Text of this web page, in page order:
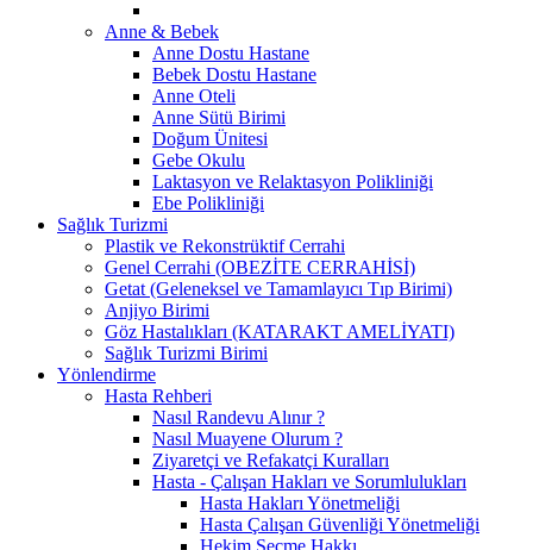
Anne & Bebek
Anne Dostu Hastane
Bebek Dostu Hastane
Anne Oteli
Anne Sütü Birimi
Doğum Ünitesi
Gebe Okulu
Laktasyon ve Relaktasyon Polikliniği
Ebe Polikliniği
Sağlık Turizmi
Plastik ve Rekonstrüktif Cerrahi
Genel Cerrahi (OBEZİTE CERRAHİSİ)
Getat (Geleneksel ve Tamamlayıcı Tıp Birimi)
Anjiyo Birimi
Göz Hastalıkları (KATARAKT AMELİYATI)
Sağlık Turizmi Birimi
Yönlendirme
Hasta Rehberi
Nasıl Randevu Alınır ?
Nasıl Muayene Olurum ?
Ziyaretçi ve Refakatçi Kuralları
Hasta - Çalışan Hakları ve Sorumlulukları
Hasta Hakları Yönetmeliği
Hasta Çalışan Güvenliği Yönetmeliği
Hekim Seçme Hakkı